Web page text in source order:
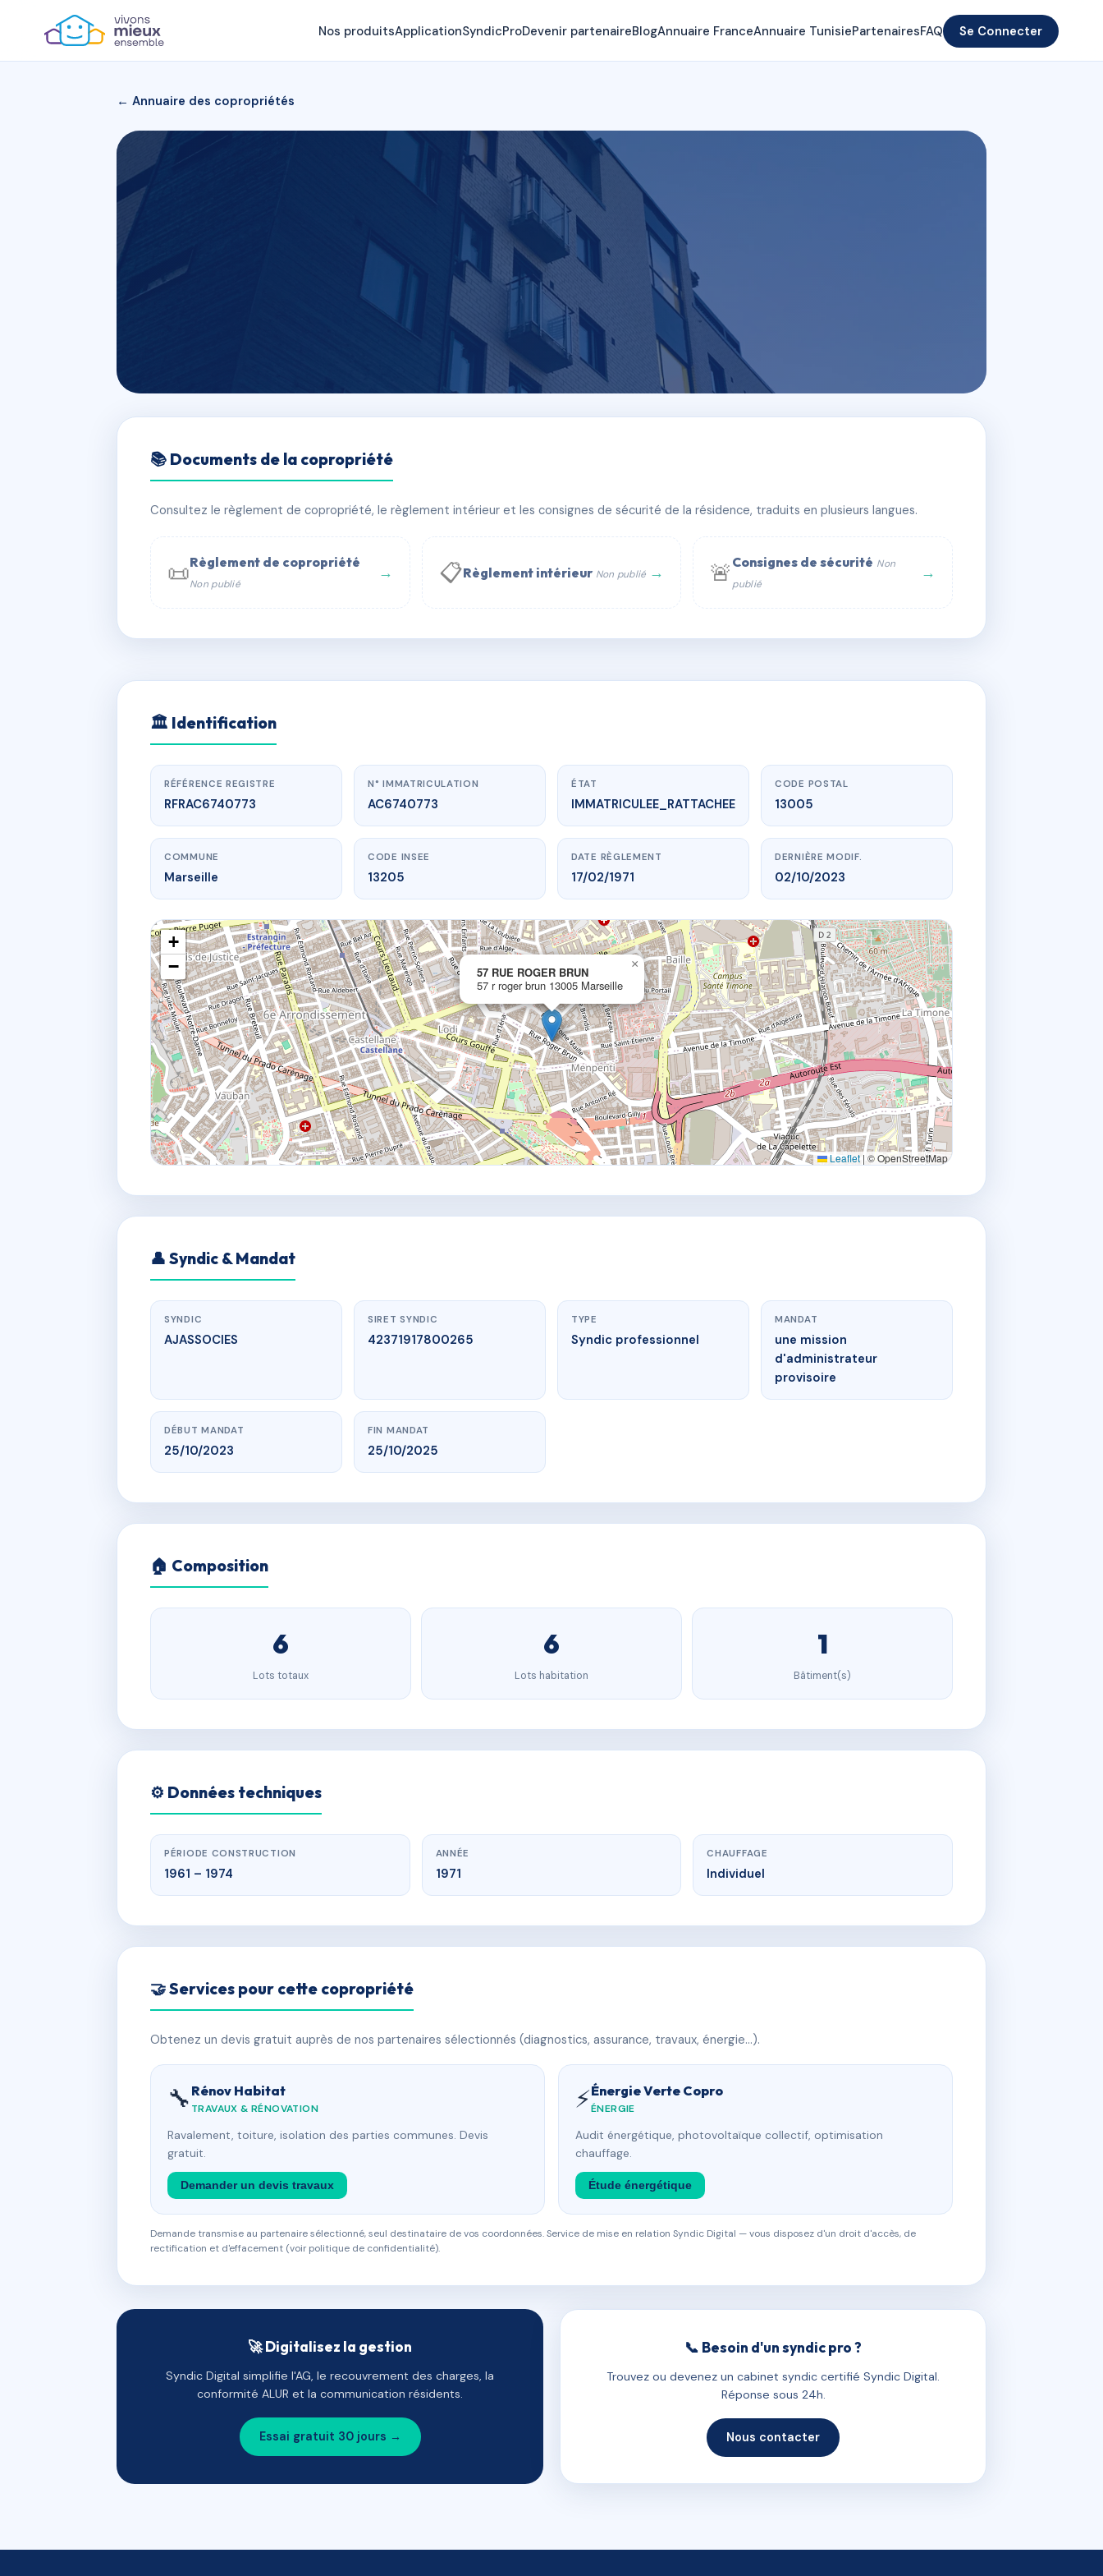
Nos produitsApplicationSyndicProDevenir partenaireBlogAnnuaire FranceAnnuaire TunisiePartenairesFAQ Se Connecter
← Annuaire des copropriétés
57 RUE ROGER BRUN
📍 57 r roger brun 13005 Marseille
📞 Contacter Syndic Digital 💬 WhatsApp
📚 Documents de la copropriété
Consultez le règlement de copropriété, le règlement intérieur et les consignes de sécurité de la résidence, traduits en plusieurs langues.
📜Règlement de copropriété
Non publié
→ 📋Règlement intérieur Non publié → 🚨 Consignes de sécurité Non
publié
→
AC6740773 🇫🇷
www.vme.plus/AC6740773
57 RUE ROGER BRUN
57 r roger brun13005 Marseille
🏛 Identification
RÉFÉRENCE REGISTRE
RFRAC6740773
N° IMMATRICULATION
AC6740773
ÉTAT
IMMATRICULEE_RATTACHEE
CODE POSTAL
13005
COMMUNE
Marseille
CODE INSEE
13205
DATE RÈGLEMENT
17/02/1971
DERNIÈRE MODIF.
02/10/2023
57 RUE ROGER BRUN
57 r roger brun 13005 Marseille
×
+
−
Leaflet | © OpenStreetMap
👤 Syndic & Mandat
SYNDIC
AJASSOCIES
SIRET SYNDIC
42371917800265
TYPE
Syndic professionnel
MANDAT
une mission
d'administrateur
provisoire
DÉBUT MANDAT
25/10/2023
FIN MANDAT
25/10/2025
🏠 Composition
6
Lots totaux
6
Lots habitation
1
Bâtiment(s)
⚙️ Données techniques
PÉRIODE CONSTRUCTION
1961 – 1974
ANNÉE
1971
CHAUFFAGE
Individuel
🤝 Services pour cette copropriété
Obtenez un devis gratuit auprès de nos partenaires sélectionnés (diagnostics, assurance, travaux, énergie…).
🔧 Rénov Habitat
TRAVAUX & RÉNOVATION
Ravalement, toiture, isolation des parties communes. Devis
gratuit.
Demander un devis travaux
⚡Énergie Verte Copro
ÉNERGIE
Audit énergétique, photovoltaïque collectif, optimisation
chauffage.
Étude énergétique
Demande transmise au partenaire sélectionné, seul destinataire de vos coordonnées. Service de mise en relation Syndic Digital — vous disposez d'un droit d'accès, de
rectification et d'effacement (voir politique de confidentialité).
🚀 Digitalisez la gestion
Syndic Digital simplifie l'AG, le recouvrement des charges, la
conformité ALUR et la communication résidents.
Essai gratuit 30 jours →
📞 Besoin d'un syndic pro ?
Trouvez ou devenez un cabinet syndic certifié Syndic Digital.
Réponse sous 24h.
Nous contacter